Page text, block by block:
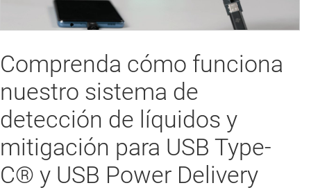
Video
Comprenda cómo funciona
nuestro sistema de
detección de líquidos y
mitigación para USB Type-
C® y USB Power Delivery